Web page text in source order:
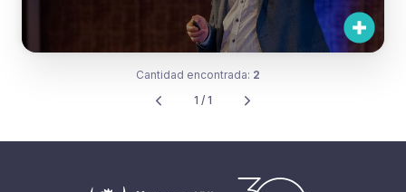
Cantidad encontrada: 2
1 / 1